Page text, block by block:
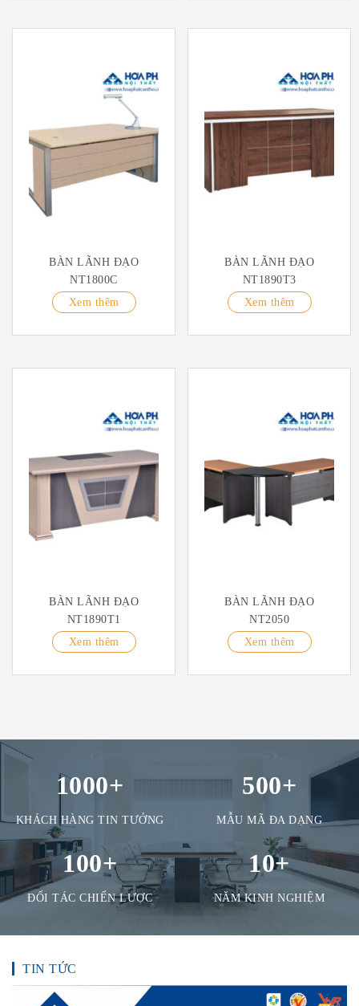
BÀN LÃNH ĐẠO
NT1800C
Xem thêm
BÀN LÃNH ĐẠO
NT1890T3
Xem thêm
BÀN LÃNH ĐẠO
NT1890T1
Xem thêm
BÀN LÃNH ĐẠO
NT2050
Xem thêm
1000+
KHÁCH HÀNG TIN TƯỞNG
500+
MẪU MÃ ĐA DẠNG
100+
ĐỐI TÁC CHIẾN LƯỢC
10+
NĂM KINH NGHIỆM
TIN TỨC